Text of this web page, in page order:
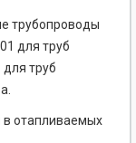
трубопроводы
для труб
труб
в отапливаемых